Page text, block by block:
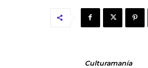
Culturamanía